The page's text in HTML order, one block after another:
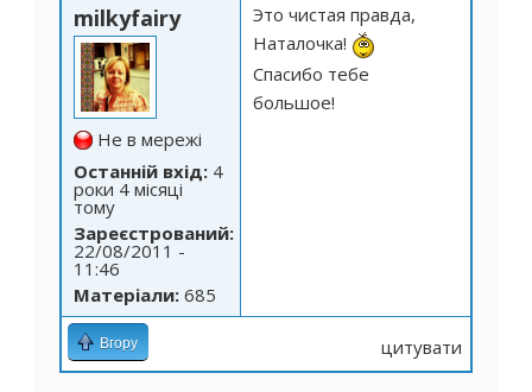
milkyfairy
Не в мережі
Останній вхід: 4
роки 4 місяці
тому
Зареєстрований:
22/08/2011 -
11:46
Матеріали: 685
Это чистая правда,
Наталочка!
Спасибо тебе
большое!
Вгору цитувати